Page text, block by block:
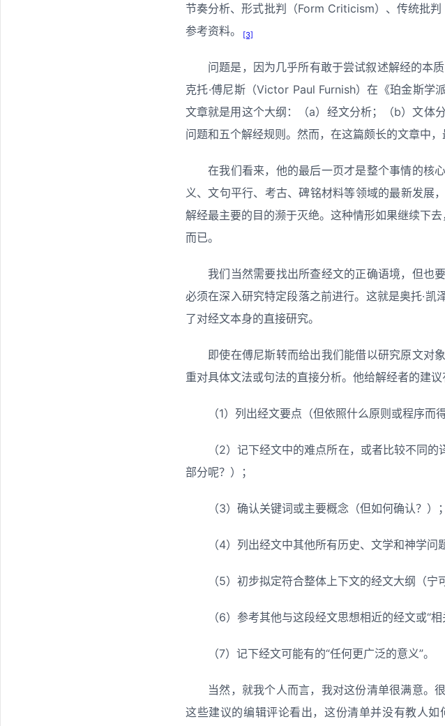
节奏分析、形式批判（Form Criticism）、传统批
参考资料。
[3]
问题是，因为几乎所有敢于尝试叙述解经的本
克托·傅尼斯（Victor Paul Furnish）在《珀金斯学
文章就是用这个大纲：（a）经文分析；（b）文体
问题和五个解经规则。然而，在这篇颇长的文章中，
在我们看来，他的最后一页才是整个事情的核
义、文句平行、考古、碑铭材料等领域的最新发展
解经最主要的目的濒于灭绝。这种情形如果继续下
而已。
我们当然需要找出所查经文的正确语境，但也
必须在深入研究特定段落之前进行。这就是奥托·
了对经文本身的直接研究。
即使在傅尼斯转而给出我们能借以研究原文对
重对具体文法或句法的直接分析。他给解经者的建议
（1）列出经文要点（但依照什么原则或程序而
（2）记下经文中的难点所在，或者比较不同
部分呢？）；
（3）确认关键词或主要概念（但如何确认？）；
（4）列出经文中其他所有历史、文学和神学问
（5）初步拟定符合整体上下文的经文大纲（宁
（6）参考其他与这段经文思想相近的经文或“
（7）记下经文可能有的“任何更广泛的意义”。
当然，就我个人而言，我对这份清单很满意。
这些建议的编辑评论看出，这份清单并没有教人